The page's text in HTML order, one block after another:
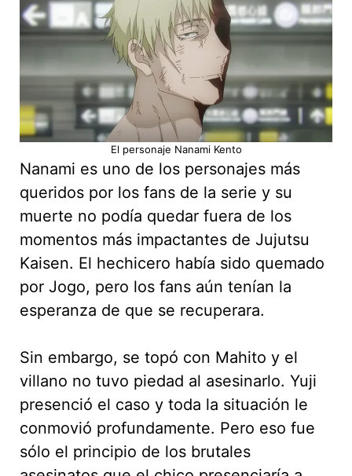
El personaje Nanami Kento
Nanami es uno de los personajes más
queridos por los fans de la serie y su
muerte no podía quedar fuera de los
momentos más impactantes de Jujutsu
Kaisen. El hechicero había sido quemado
por Jogo, pero los fans aún tenían la
esperanza de que se recuperara.
Sin embargo, se topó con Mahito y el
villano no tuvo piedad al asesinarlo. Yuji
presenció el caso y toda la situación le
conmovió profundamente. Pero eso fue
sólo el principio de los brutales